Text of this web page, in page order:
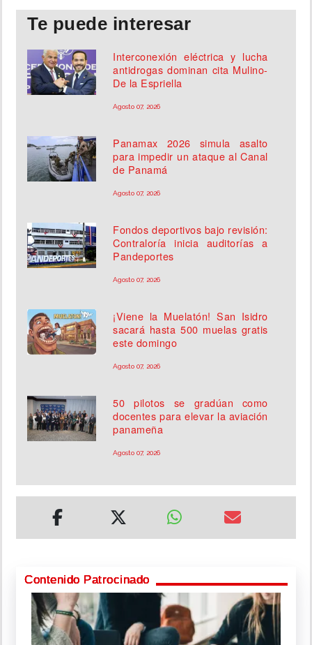
Te puede interesar
Interconexión eléctrica y lucha
antidrogas dominan cita Mulino-
De la Espriella
Agosto 07, 2026
Panamax 2026 simula asalto
para impedir un ataque al Canal
de Panamá
Agosto 07, 2026
Fondos deportivos bajo revisión:
Contraloría inicia auditorías a
Pandeportes
Agosto 07, 2026
¡Viene la Muelatón! San Isidro
sacará hasta 500 muelas gratis
este domingo
Agosto 07, 2026
50 pilotos se gradúan como
docentes para elevar la aviación
panameña
Agosto 07, 2026
Contenido Patrocinado